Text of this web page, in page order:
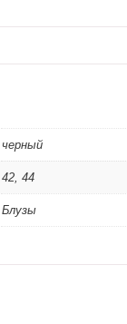
черный
42, 44
Блузы